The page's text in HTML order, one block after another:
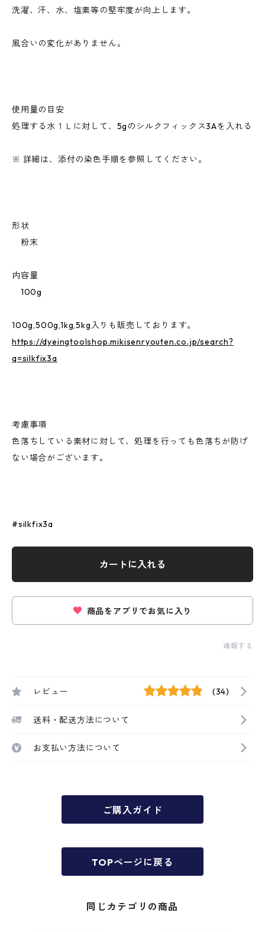
洗濯、汗、水、塩素等の堅牢度が向上します。
風合いの変化がありません。
使用量の目安
処理する水１Ｌに対して、5gのシルクフィックス3Aを入れる
※ 詳細は、添付の染色手順を参照してください。
形状
粉末
内容量
100g
100g,500g,1kg,5kg入りも販売しております。
https://dyeingtoolshop.mikisenryouten.co.jp/search?
q=silkfix3a
考慮事項
色落ちしている素材に対して、処理を行っても色落ちが防げ
ない場合がございます。
#silkfix3a
カートに入れる
商品をアプリでお気に入り
通報する
レビュー (34)
送料・配送方法について
お支払い方法について
ご購入ガイド
TOPページに戻る
同じカテゴリの商品